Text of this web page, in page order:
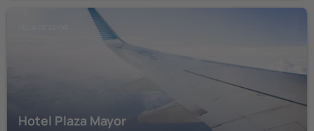
Hotel Plaza Mayor